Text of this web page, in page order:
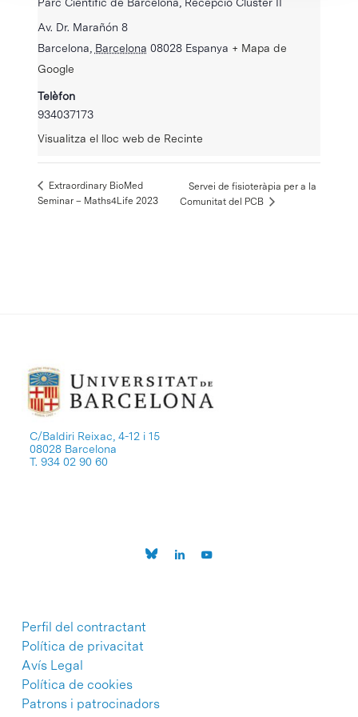
Av. Dr. Marañón 8
Barcelona Barcelona 08028 Espanya + Mapa de
Google
Telèfon
934037173
Visualitza el lloc web de Recinte
Extraordinary BioMed
Seminar – Maths4Life 2023
Servei de fisioteràpia per a la
Comunitat del PCB
C/Baldiri Reixac, 4-12 i 15
08028 Barcelona
T. 934 02 90 60
Perfil del contractant
Política de privacitat
Avís Legal
Política de cookies
Patrons i patrocinadors